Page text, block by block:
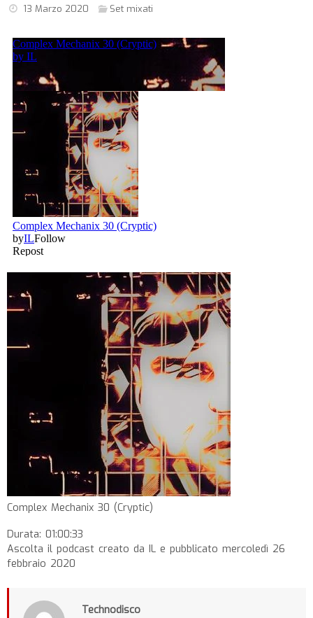
13 Marzo 2020 Set mixati
Complex Mechanix 30 (Cryptic)
Durata: 01:00:33
Ascolta il podcast creato da IL e pubblicato mercoledì 26
febbraio 2020
Technodisco